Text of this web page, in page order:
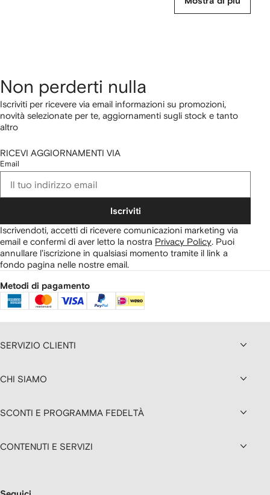
Non perderti nulla
Iscriviti per ricevere via email informazioni su promozioni,
novità selezionate per te, aggiornamenti sugli stock e tanto
altro
RICEVI AGGIORNAMENTI VIA
Email
Iscriviti
Iscrivendoti, accetti di ricevere comunicazioni marketing via
email e confermi di aver letto la nostra Privacy Policy. Puoi
annullare l'iscrizione in qualsiasi momento tramite il link a
fondo pagina nelle nostre email.
Metodi di pagamento
SERVIZIO CLIENTI
CHI SIAMO
SCONTI E PROGRAMMA FEDELTÀ
CONTENUTI E SERVIZI